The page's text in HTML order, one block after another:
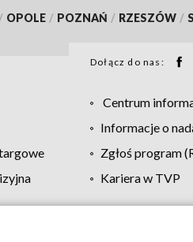
/ OPOLE / POZNAŃ / RZESZÓW /
Dołącz do nas:
Centrum
Informacje o
Zgłoś program
Kariera w TVP